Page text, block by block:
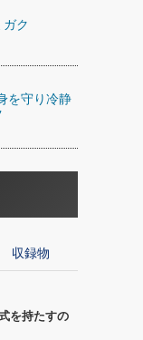
ク
を守り冷静
収録物
を持たすの